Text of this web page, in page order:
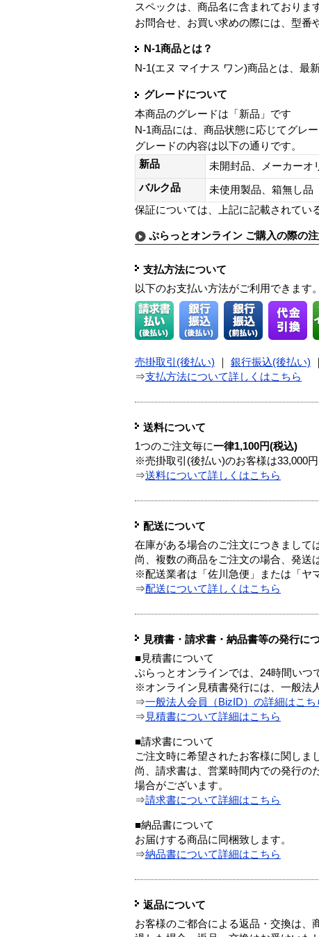
スペックは、商品名に含まれておりま
お問合せ、お買い求めの際には、型番
N-1商品とは？
N-1(エヌ マイナス ワン)商品とは、最
グレードについて
本商品のグレードは「新品」です
N-1商品には、商品状態に応じてグレ
グレードの内容は以下の通りです。
新品
未開封品、メーカーオ
バルク品
未使用製品、箱無し品
保証については、上記に記載されてい
ぷらっとオンライン ご購入の際の
支払方法について
以下のお支払い方法がご利用できます。
売掛取引(後払い) 銀行振込(後払い)
⇒支払方法について詳しくはこちら
送料について
1つのご注文毎に一律1,100円(税込)
※売掛取引(後払い)のお客様は33,000
⇒送料について詳しくはこちら
配送について
在庫がある場合のご注文につきまして
尚、複数の商品をご注文の場合、発送
※配送業者は「佐川急便」または「ヤ
⇒配送について詳しくはこちら
見積書・請求書・納品書等の発行に
■見積書について
ぷらっとオンラインでは、24時間いつ
※オンライン見積書発行には、一般法
⇒一般法人会員（BizID）の詳細はこち
⇒ 見積書について詳細はこちら
■請求書について
ご注文時に希望されたお客様に関しま
尚、請求書は、営業時間内での発行の
場合がございます。
⇒請求書について詳細はこちら
■納品書について
お届けする商品に同梱致します。
⇒納品書について詳細はこちら
返品について
お客様のご都合による返品・交換は、